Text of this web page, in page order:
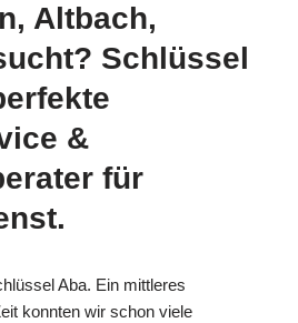
Altbach,
Schlüssel
&
für
Aba. Ein mittleres
konnten wir schon viele